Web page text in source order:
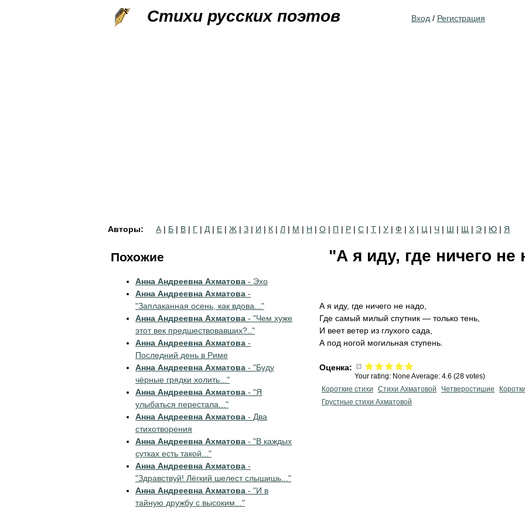
Стихи русских поэтов Вход / Регистрация
Авторы: А | Б | В | Г | Д | Е | Ж | З | И | К | Л | М | Н | О | П | Р | С | Т | У | Ф | Х | Ц | Ч | Ш | Щ | Э | Ю | Я
"А я иду, где ничего не
А я иду, где ничего не надо,
Где самый милый спутник — только тень,
И веет ветер из глухого сада,
А под ногой могильная ступень.
Оценка:
Your rating: None Average: 4.6 (28 votes)
Короткие стихи
Стихи Ахматовой Четверостишие
Грустные стихи Ахматовой
Похожие
Анна Андреевна Ахматова - Эхо
Анна Андреевна Ахматова -
"Заплаканная осень, как вдова..."
Анна Андреевна Ахматова - "Чем хуже
этот век предшествовавших?.."
Анна Андреевна Ахматова -
Последний день в Риме
Анна Андреевна Ахматова - "Буду
чёрные грядки холить..."
Анна Андреевна Ахматова - "Я
улыбаться перестала..."
Анна Андреевна Ахматова - Два
стихотворения
Анна Андреевна Ахматова - "В каждых
сутках есть такой..."
Анна Андреевна Ахматова -
"Здравствуй! Лёгкий шелест слышишь..."
Анна Андреевна Ахматова - "И в
тайную дружбу с высоким..."